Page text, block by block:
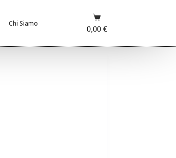
Chi Siamo
Carrello
0,00 €